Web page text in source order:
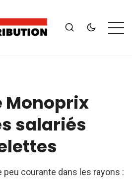
Monoprix
salariés
peu courante dans les rayons :